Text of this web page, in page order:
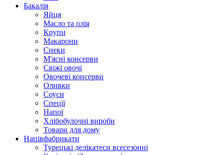
Бакалія
Яйця
Масло та олія
Крупи
Макарони
Снеки
М'ясні консерви
Свіжі овочі
Овочеві консерви
Оливки
Соуси
Спеції
Напої
Хлібобулочні вироби
Товари для дому
Напівфабрикати
Турецькі делікатеси всесезонні